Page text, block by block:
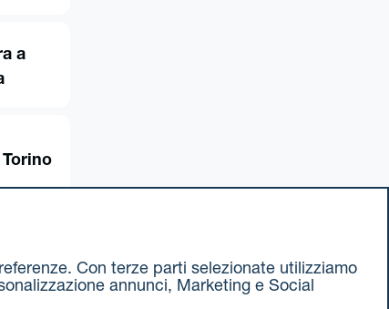
a
Con terze parti selezionate utilizziamo
annunci, Marketing e Social